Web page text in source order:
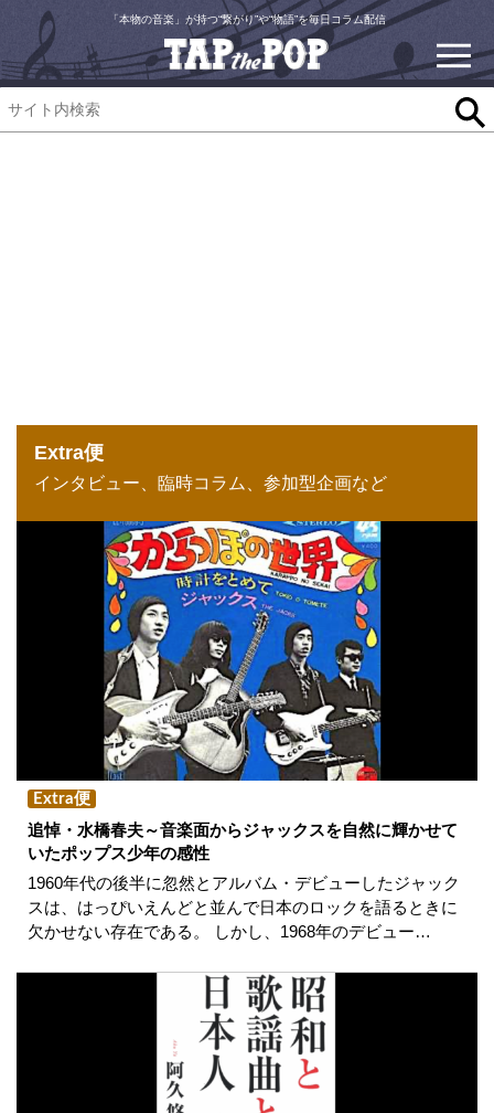
「本物の音楽」が持つ“繋がり”や“物語”を毎日コラム配信
Extra便
インタビュー、臨時コラム、参加型企画など
Extra便
追悼・水橋春夫～音楽面からジャックスを自然に輝かせて
いたポップス少年の感性
1960年代の後半に忽然とアルバム・デビューしたジャック
スは、はっぴいえんどと並んで日本のロックを語るときに
欠かせない存在である。 しかし、1968年のデビュー…